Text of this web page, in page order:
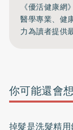
《優活健康
醫學專業、健
力為讀者提供
你可能還會
掉髮是洗髮精